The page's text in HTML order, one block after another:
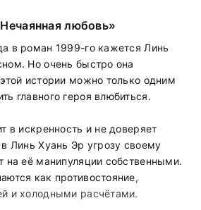
любовь»
в роман 1999-го кажется Линь
Но очень быстро она
истории можно только одним
главного героя влюбиться.
в искренность и не доверяет
Линь Хуань Эр угрозу своему
на её манипуляции собственными.
как противостояние,
и холодными расчётами.